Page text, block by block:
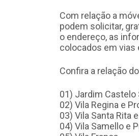
Com relação a
podem solicitar,
o endereço, as
colocados em vias
Confira a relação
01) Jardim Castelo
02) Vila Regina e
03) Vila Santa Rita
04) Vila Samello e